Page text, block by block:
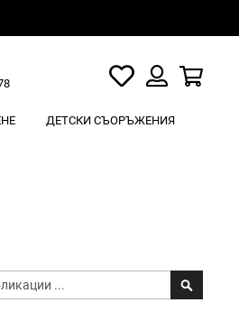
Моят
списък
любими
ДЕТСКИ СЪОРЪЖЕНИЯ